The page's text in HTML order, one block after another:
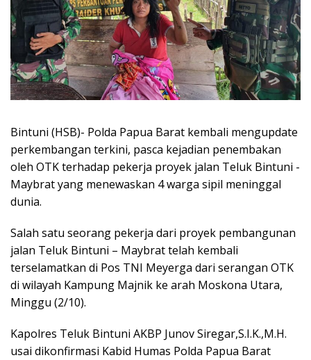
Bintuni (HSB)- Polda Papua Barat kembali mengupdate
perkembangan terkini, pasca kejadian penembakan
oleh OTK terhadap pekerja proyek jalan Teluk Bintuni -
Maybrat yang menewaskan 4 warga sipil meninggal
dunia.
Salah satu seorang pekerja dari proyek pembangunan
jalan Teluk Bintuni – Maybrat telah kembali
terselamatkan di Pos TNI Meyerga dari serangan OTK
di wilayah Kampung Majnik ke arah Moskona Utara,
Minggu (2/10).
Kapolres Teluk Bintuni AKBP Junov Siregar,S.I.K.,M.H.
usai dikonfirmasi Kabid Humas Polda Papua Barat